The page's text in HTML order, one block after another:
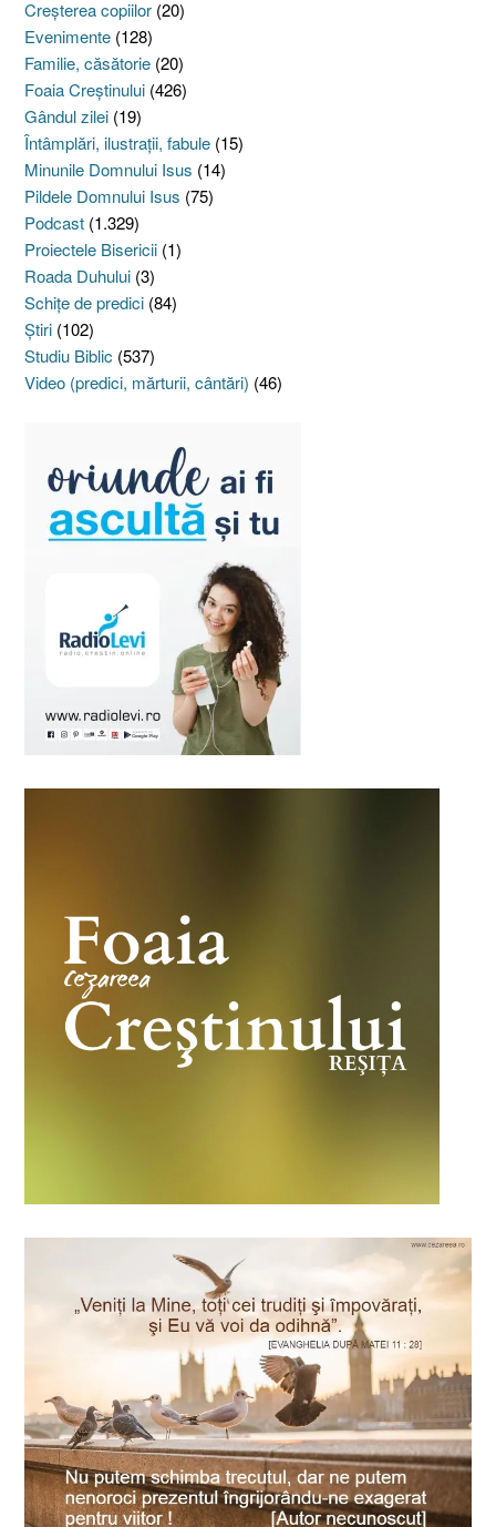
Creşterea copiilor (20)
Evenimente (128)
Familie, căsătorie (20)
Foaia Creştinului (426)
Gândul zilei (19)
Întâmplări, ilustraţii, fabule (15)
Minunile Domnului Isus (14)
Pildele Domnului Isus (75)
Podcast (1.329)
Proiectele Bisericii (1)
Roada Duhului (3)
Schiţe de predici (84)
Ştiri (102)
Studiu Biblic (537)
Video (predici, mărturii, cântări) (46)